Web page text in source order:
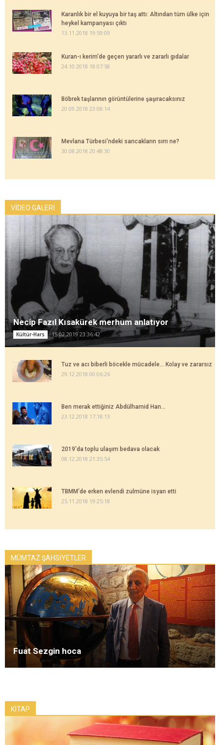
Karanlık bir el kuyuya bir taş attı: Altından tüm ülke için
heykel kampanyası çıktı
13.11.2018 19:59:09
Kuran-ı kerim'de geçen yararlı ve zararlı gıdalar
24.10.2018 18:07:58
Böbrek taşlarının görüntülerine şaşıracaksınız
20.09.2018 23:08:14
Mevlana Türbesi'ndeki sancakların sırrı ne?
30.08.2018 20:48:30
VİDEO GALERİ
Necip Fazıl Kısakürek merhum anlatıyor
Kültür-Hars 15.02.2019 23:36:42
Tuz ve acı biberli böcekle mücadele... Kolay ve zararsız
29.12.2018 00:06:26
Ben merak ettiğiniz Abdülhamid Han...
23.12.2018 17:18:13
2019'da toplu ulaşım bedava olacak
08.12.2018 21:35:54
TBMM'de erken evlendi zulmüne isyan etti
25.11.2018 19:25:18
MÜMTAZ ŞAHSİYETLER
Fuat Sezgin hoca
KİTAP